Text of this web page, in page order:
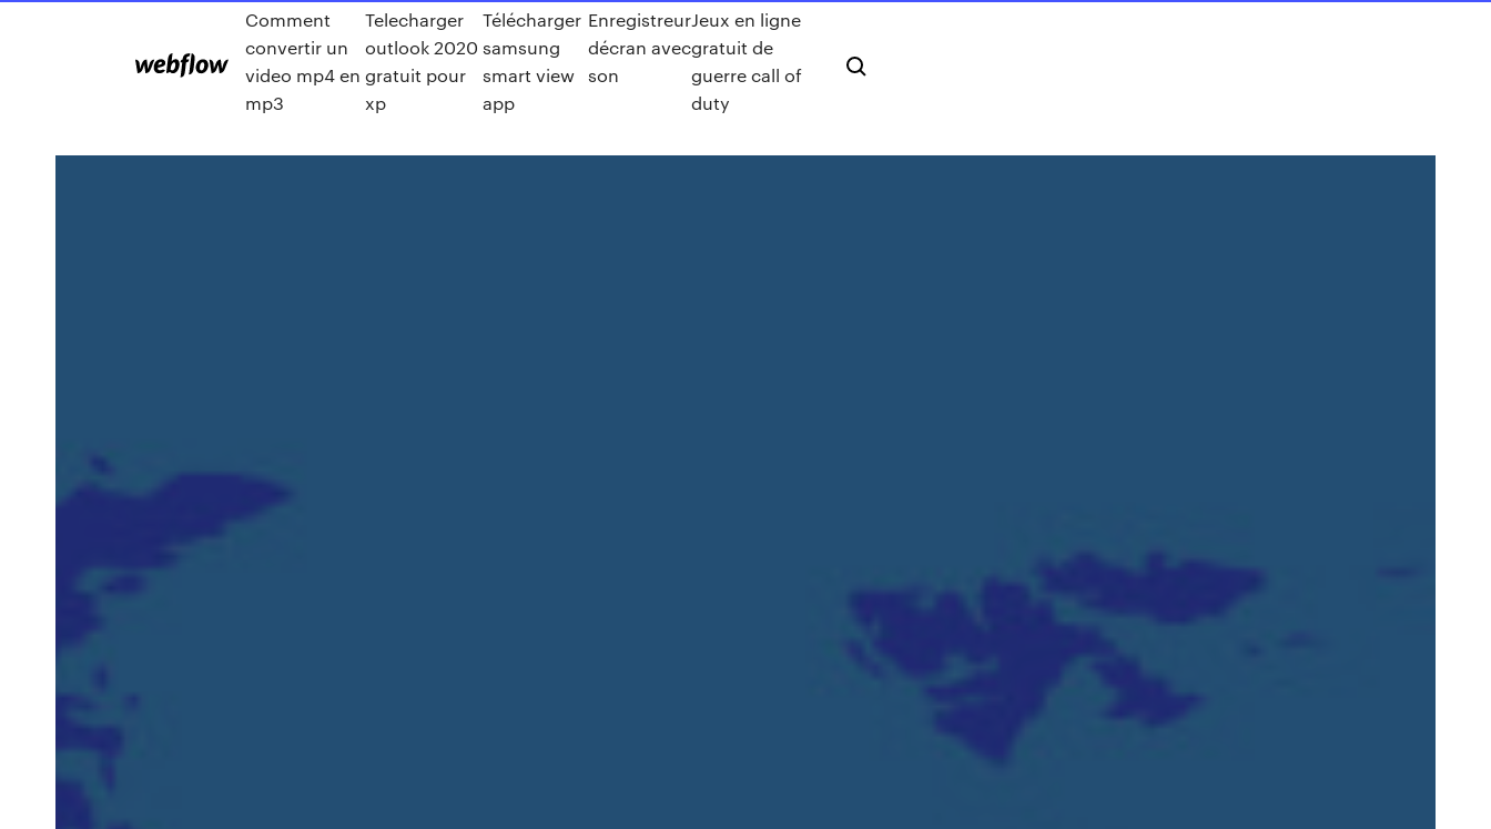
Comment
convertir un
video mp4 en
mp3
Telecharger
outlook 2020
gratuit pour
xp
Télécharger
samsung
smart view
app
Enregistreur
décran avec
son
Jeux en ligne
gratuit de
guerre call of
duty